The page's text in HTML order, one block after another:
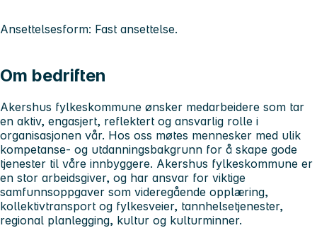
Ansettelsesform: Fast ansettelse.
Om bedriften
Akershus fylkeskommune ønsker medarbeidere som tar
en aktiv, engasjert, reflektert og ansvarlig rolle i
organisasjonen vår. Hos oss møtes mennesker med ulik
kompetanse- og utdanningsbakgrunn for å skape gode
tjenester til våre innbyggere. Akershus fylkeskommune er
en stor arbeidsgiver, og har ansvar for viktige
samfunnsoppgaver som videregående opplæring,
kollektivtransport og fylkesveier, tannhelsetjenester,
regional planlegging, kultur og kulturminner.